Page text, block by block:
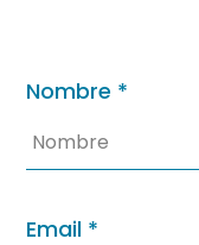
Nombre *
Email *